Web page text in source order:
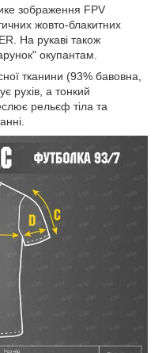
зображення FPV
жовто-блакитних
На рукаві також
окупантам.
тканини (93% бавовна,
рухів, а тонкий
рельєф тіла та